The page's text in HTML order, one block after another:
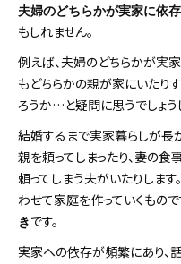
夫婦のどちらかが実家に依
もしれません。
例えば、夫婦のどちらかが実
もどちらかの親が家にいたり
ろうか…と疑問に思うでしょう
結婚するまで実家暮らしが長
親を頼ってしまったり、妻の
頼ってしまう夫がいたりしま
わせて家庭を作っていくもので
き です。
実家への依存が頻繁にあり、